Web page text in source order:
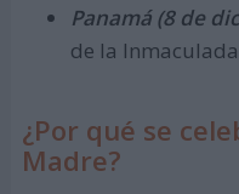
Panamá (8 de
de la
¿Por qué se
Madre?